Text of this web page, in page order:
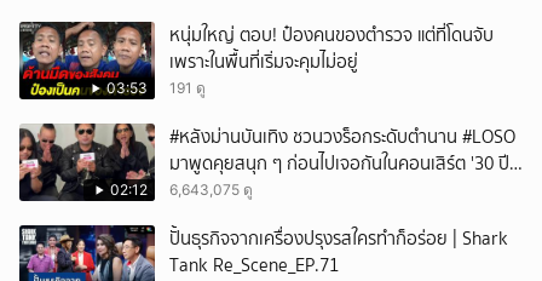
03:53
หนุ่มใหญ่ ตอบ! ป๋องคนของตำรวจ แต่ที่โดนจับ
เพราะในพื้นที่เริ่มจะคุมไม่อยู่
191 ดู
02:12
#หลังม่านบันเทิง ชวนวงร็อกระดับตำนาน #LOSO
มาพูดคุยสนุก ๆ ก่อนไปเจอกันในคอนเสิร์ต '30 ปี
LOSO นานเท่าไรก็รอ'
6,643,075 ดู
ปั้นธุรกิจจากเครื่องปรุงรสใครทำก็อร่อย | Shark
Tank Re_Scene_EP.71